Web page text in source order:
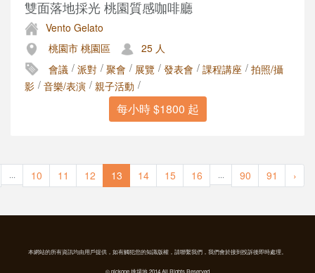
雙面落地採光 桃園質感咖啡廳
Vento Gelato
桃園市 桃園區
25 人
會議 / 派對 / 聚會 / 展覽 / 發表會 / 課程講座 / 拍照/攝
影 / 音樂/表演 / 親子活動 /
每小時 $1800 起
10 11 12 13 14 15 16 90 91 ›
本網站的所有資訊均由用戶提供，如有觸犯您的知識版權，請聯繫我們，我們會於接到投訴後即時處理。
© pickone 挑場地 2014 All Rights Reserved